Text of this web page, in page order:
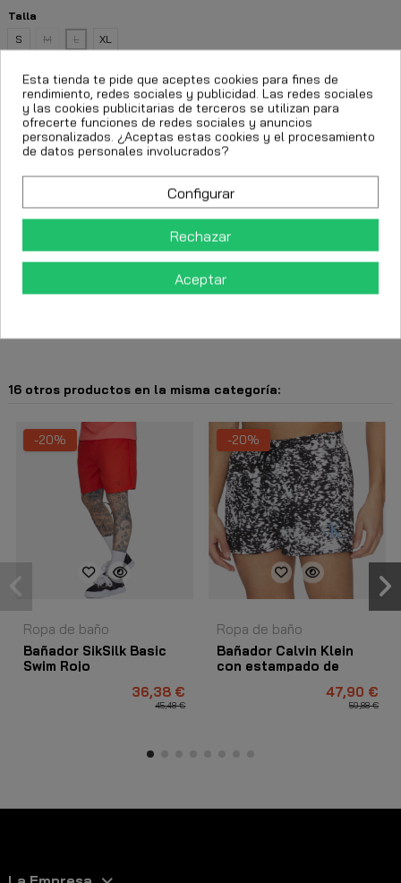
Talla
S
M L XL
Añadir al carrito
16 otros productos en la misma categoría:
-20%
Ropa de baño
Bañador SikSilk Basic
Swim Rojo
36,38 €
45,48 €
-20%
Ropa de baño
Bañador Calvin Klein
con estampado de
47,90 €
59,88 €
Esta tienda te pide que aceptes cookies para fines de
rendimiento, redes sociales y publicidad. Las redes sociales
y las cookies publicitarias de terceros se utilizan para
ofrecerte funciones de redes sociales y anuncios
personalizados. ¿Aceptas estas cookies y el procesamiento
de datos personales involucrados?
Configurar
Rechazar
Aceptar